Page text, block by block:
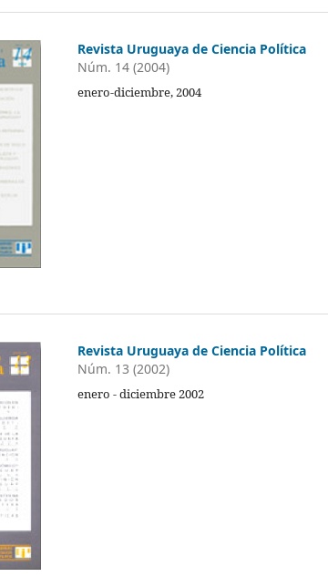
Revista Uruguaya de Ciencia Política
Núm. 14 (2004)
enero-diciembre, 2004
Revista Uruguaya de Ciencia Política
Núm. 13 (2002)
enero - diciembre 2002